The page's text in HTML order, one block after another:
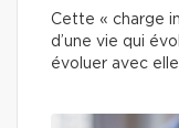
Cette « charge
d’une vie qui
évoluer avec